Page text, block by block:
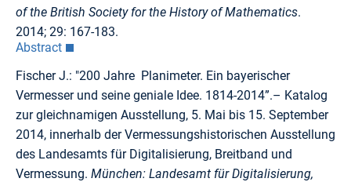
of the British Society for the History of Mathematics.
2014; 29: 167-183.
Abstract
Fischer J.: "200 Jahre Planimeter. Ein bayerischer
Vermesser und seine geniale Idee. 1814-2014”.– Katalog
zur gleichnamigen Ausstellung, 5. Mai bis 15. September
2014, innerhalb der Vermessungshistorischen Ausstellung
des Landesamts für Digitalisierung, Breitband und
Vermessung. München: Landesamt für Digitalisierung,